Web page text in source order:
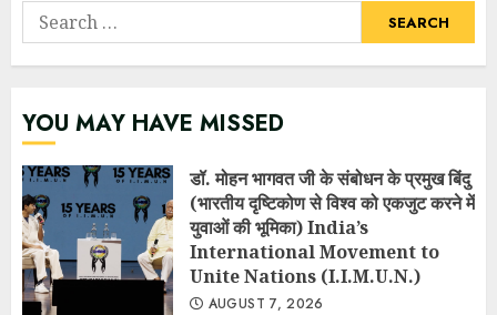
Search
for:
YOU MAY HAVE MISSED
डॉ. मोहन भागवत जी के संबोधन के प्रमुख बिंदु
(भारतीय दृष्टिकोण से विश्व को एकजुट करने में
युवाओं की भूमिका) India’s
International Movement to
Unite Nations (I.I.M.U.N.)
AUGUST 7, 2026